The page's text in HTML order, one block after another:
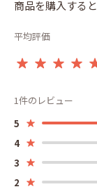
商品を購入すると
平均評価
1件のレビュー
5
4
3
2